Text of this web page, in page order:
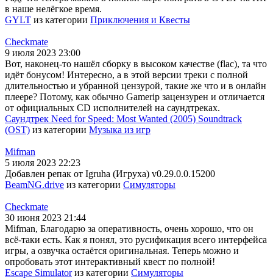
в наше нелёгкое время.
GYLT из категории Приключения и Квесты
Checkmate
9 июля 2023 23:00
Вот, наконец-то нашёл сборку в высоком качестве (flac), та что
идёт бонусом! Интересно, а в этой версии треки с полной
длительностью и убранной цензурой, такие же что и в онлайн
плеере? Потому, как обычно Gamerip зацензурен и отличается
от официальных CD исполнителей на саундтреках.
Саундтрек Need for Speed: Most Wanted (2005) Soundtrack
(OST) из категории Музыка из игр
Mifman
5 июля 2023 22:23
Добавлен репак от Igruha (Игруха) v0.29.0.0.15200
BeamNG.drive из категории Симуляторы
Checkmate
30 июня 2023 21:44
Mifman, Благодарю за оперативность, очень хорошо, что он
всё-таки есть. Как я понял, это русификация всего интерфейса
игры, а озвучка остаётся оригинальная. Теперь можно и
опробовать этот интерактивный квест по полной!
Escape Simulatorиз категории Симуляторы